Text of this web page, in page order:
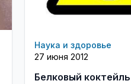
Наука и здоровье
27 июня 2012
Белковый